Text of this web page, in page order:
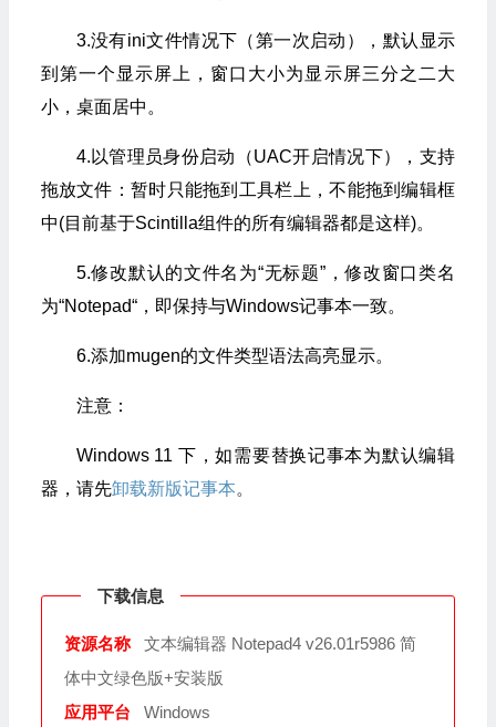
3.没有ini文件情况下（第一次启动），默认显示
到第一个显示屏上，窗口大小为显示屏三分之二大
小，桌面居中。
4.以管理员身份启动（UAC开启情况下），支持
拖放文件：暂时只能拖到工具栏上，不能拖到编辑框
中(目前基于Scintilla组件的所有编辑器都是这样)。
5.修改默认的文件名为“无标题”，修改窗口类名
为“Notepad“，即保持与Windows记事本一致。
6.添加mugen的文件类型语法高亮显示。
注意：
Windows 11 下，如需要替换记事本为默认编辑
器，请先卸载新版记事本。
下载信息
资源名称
文本编辑器 Notepad4 v26.01r5986 简
体中文绿色版+安装版
应用平台
Windows